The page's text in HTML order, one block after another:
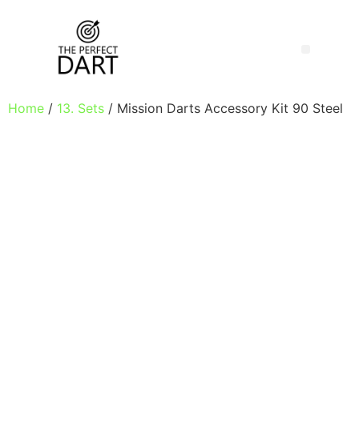
Home / 13. Sets / Mission Darts Accessory Kit 90 Steel